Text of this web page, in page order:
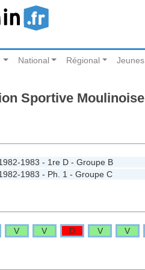
National Régional Jeunes
Sportive Moulinoise
1983 - 1re D - Groupe B
1983 - Ph. 1 - Groupe C
V V D V V